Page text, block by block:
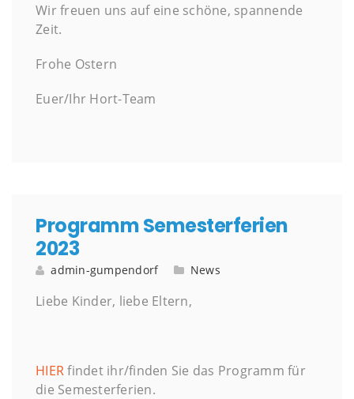
Wir freuen uns auf eine schöne, spannende
Zeit.
Frohe Ostern
Euer/Ihr Hort-Team
Programm Semesterferien
2023
admin-gumpendorf News
Liebe Kinder, liebe Eltern,
HIERfindet ihr/finden Sie das Programm für
die Semesterferien.